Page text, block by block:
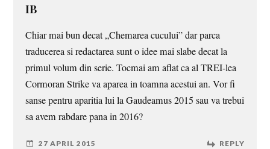
IB
Chiar mai bun decat „Chemarea cucului” dar parca
traducerea si redactarea sunt o idee mai slabe decat la
primul volum din serie. Tocmai am aflat ca al TREI-lea
Cormoran Strike va aparea in toamna acestui an. Vor fi
sanse pentru aparitia lui la Gaudeamus 2015 sau va trebui
sa avem rabdare pana in 2016?
27 APRIL 2015 REPLY